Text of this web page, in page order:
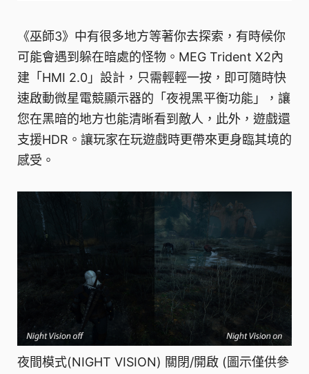
《巫師3》中有很多地方等著你去探索，有時候你
可能會遇到躲在暗處的怪物。MEG Trident X2內
建「HMI 2.0」設計，只需輕輕一按，即可隨時快
速啟動微星電競顯示器的「夜視黑平衡功能」，讓
您在黑暗的地方也能清晰看到敵人，此外，遊戲還
支援HDR。讓玩家在玩遊戲時更帶來更身臨其境的
感受。
夜間模式(NIGHT VISION) 關閉/開啟 (圖示僅供參